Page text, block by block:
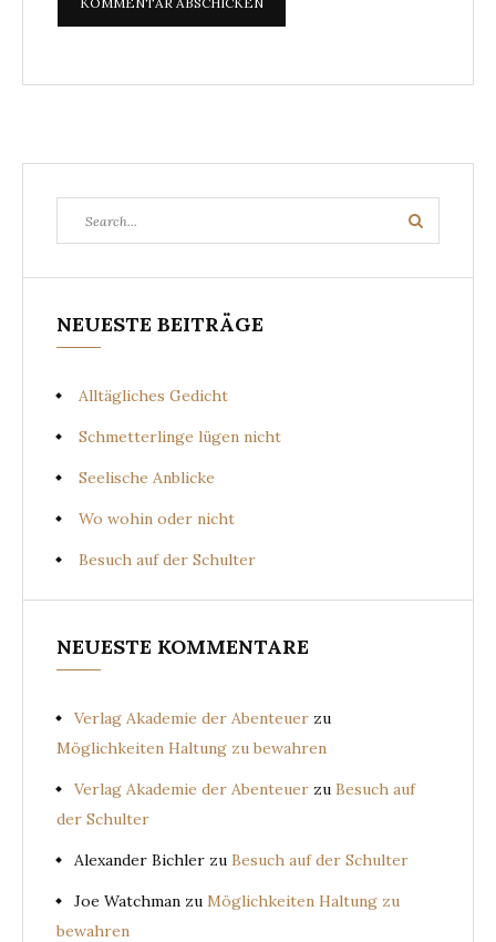
for:
Search
NEUESTE BEITRÄGE
Alltägliches Gedicht
Schmetterlinge lügen nicht
Seelische Anblicke
Wo wohin oder nicht
Besuch auf der Schulter
NEUESTE KOMMENTARE
Verlag Akademie der Abenteuer zu
Möglichkeiten Haltung zu bewahren
Verlag Akademie der Abenteuer zu Besuch auf
der Schulter
Alexander Bichler zu Besuch auf der Schulter
Joe Watchman zu Möglichkeiten Haltung zu
bewahren